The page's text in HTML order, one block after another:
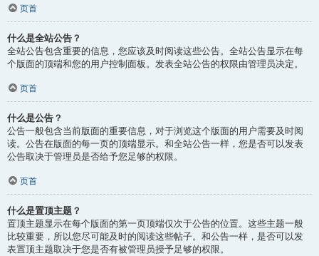
页首
什么是全站公告？
全站公告包含重要的信息，您应该及时阅读这些公告。全站公告显示在每
个版面的顶端和您的用户控制面板。发表全站公告的权限由管理员决定。
页首
什么是公告？
公告一般包含当前版面的重要信息，对于浏览这个版面的用户需要及时阅
读。公告在版面的每一页的顶端显示。和全站公告一样，您是否可以发表
公告取决于管理员是否给予您足够的权限。
页首
什么是置顶主题？
置顶主题显示在每个版面的第一页顶端仅次于公告的位置。这些主题一般
比较重要，所以您尽可能及时的阅读这些帖子。和公告一样，是否可以发
表置顶主题取决于您是否有被管理员授予足够的权限。